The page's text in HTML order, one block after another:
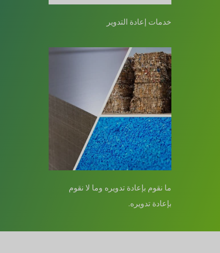
خدمات إعادة التدوير
ما نقوم بإعادة تدويره وما لا نقوم
بإعادة تدويره.